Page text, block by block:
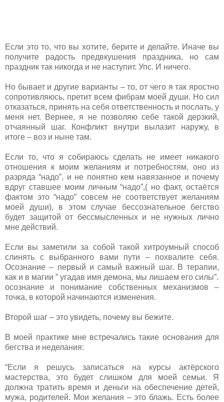
Если это то, что вы хотите, берите и делайте. Иначе вы
получите радость предвкушения праздника, но сам
праздник так никогда и не наступит. Упс. И ничего.
Но бывает и другие варианты – то, от чего я так яростно
сопротивляюсь, претит всем фибрам моей души. Но сил
отказаться, принять на себя ответственность и послать, у
меня нет. Вернее, я не позволяю себе такой дерзкий,
отчаянный шаг. Конфликт внутри вылазит наружу, в
итоге – воз и ныне там.
Если то, что я собираюсь сделать не имеет никакого
отношения к моим желаниям и потребностям, оно из
разряда “надо”, и не понятно кем навязанное и почему
вдруг ставшее моим личным “надо”,( но факт, остаётся
фактом это “надо” совсем не соответствует желаниям
моей души), в этом случае бессознательное бегство
будет защитой от бессмысленных и не нужных лично
мне действий.
Если вы заметили за собой такой хитроумный способ
слинять с выбранного вами пути – похвалите себя.
Осознание – первый и самый важный шаг. В терапии,
как и в магии ” угадав имя демона, мы лишаем его силы”.
осознание и понимание собственных механизмов –
точка, в которой начинаются изменения.
Второй шаг – это увидеть, почему вы бежите.
В моей практике мне встречались такие основания для
бегства и неделания:
“Если я решусь записаться на курсы актёрского
мастерства, это будет слишком для моей семьи. Я
должна тратить время и деньги на обеспечение детей,
мужа, родителей. Мои желания – это блажь. Есть более